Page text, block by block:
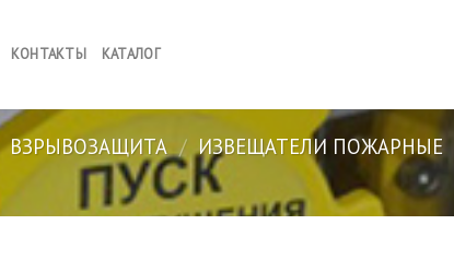
КОНТАКТЫ КАТАЛОГ
ВЗРЫВОЗАЩИТА / ИЗВЕЩАТЕЛИ ПОЖАРНЫЕ